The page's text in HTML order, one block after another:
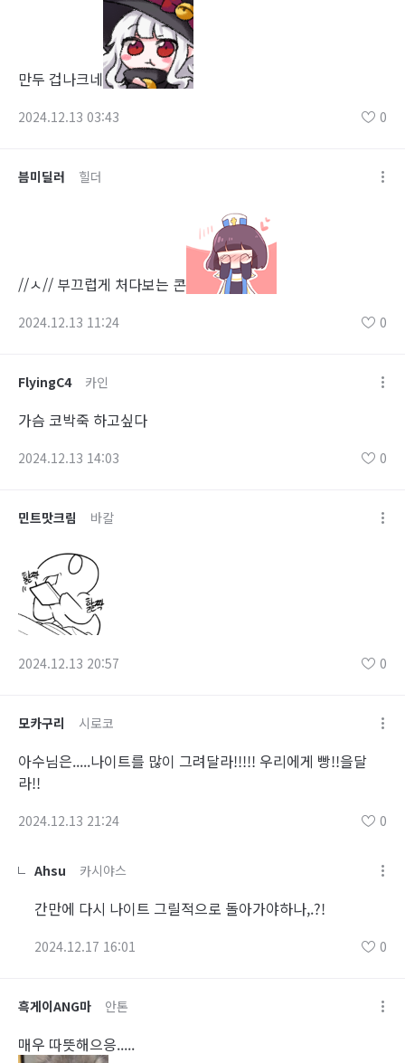
만두 겁나크네
2024.12.13 03:43 0
븜미딜러 힐더
//ㅅ// 부끄럽게 처다보는 콘
2024.12.13 11:24 0
FlyingC4 카인
가슴 코박죽 하고싶다
2024.12.13 14:03 0
민트맛크림 바칼
2024.12.13 20:57 0
모카구리 시로코
아수님은.....나이트를 많이 그려달라!!!!! 우리에게 빵!!을달
라!!
2024.12.13 21:24 0
Ahsu 카시야스
간만에 다시 나이트 그릴적으로 돌아가야하나,.?!
2024.12.17 16:01 0
흑게이ANG마 안톤
매우 따뜻해으응.....